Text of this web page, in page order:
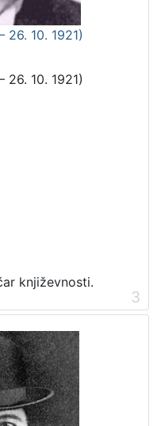
26. 10. 1921)
26. 10. 1921)
književnosti.
3